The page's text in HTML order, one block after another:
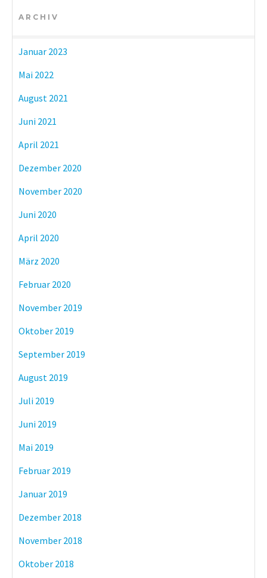
ARCHIV
Januar 2023
Mai 2022
August 2021
Juni 2021
April 2021
Dezember 2020
November 2020
Juni 2020
April 2020
März 2020
Februar 2020
November 2019
Oktober 2019
September 2019
August 2019
Juli 2019
Juni 2019
Mai 2019
Februar 2019
Januar 2019
Dezember 2018
November 2018
Oktober 2018